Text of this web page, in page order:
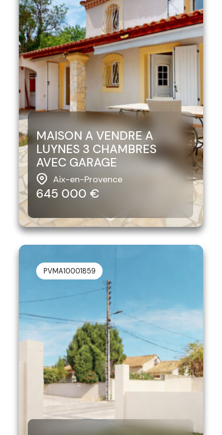
MAISON A VENDRE A
LUYNES 3 CHAMBRES
AVEC GARAGE
Aix-en-Provence
645 000 €
PVMA10001859